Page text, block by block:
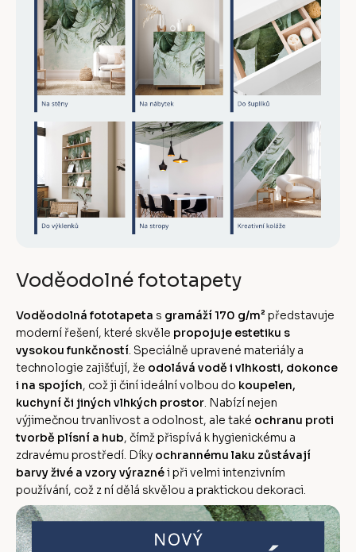
Voděodolné fototapety
Voděodolná fototapeta s gramáží 170 g/m² představuje
moderní řešení, které skvěle propojuje estetiku s
vysokou funkčností. Speciálně upravené materiály a
technologie zajišťují, že odolává vodě i vlhkosti, dokonce
i na spojích, což ji činí ideální volbou do koupelen,
kuchyní či jiných vlhkých prostor. Nabízí nejen
výjimečnou trvanlivost a odolnost, ale také ochranu proti
tvorbě plísní a hub, čímž přispívá k hygienickému a
zdravému prostředí. Díky ochrannému laku zůstávají
barvy živé a vzory výraznéi při velmi intenzivním
používání, což z ní dělá skvělou a praktickou dekoraci.